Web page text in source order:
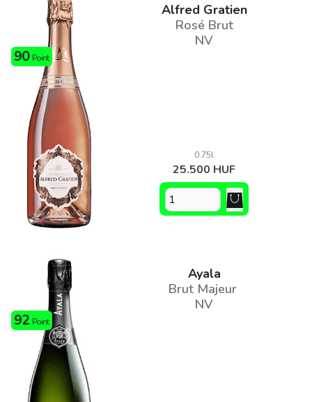
90 Point
Alfred Gratien
Rosé Brut
NV
0.75l
25.500 HUF
92 Point
Ayala
Brut Majeur
NV